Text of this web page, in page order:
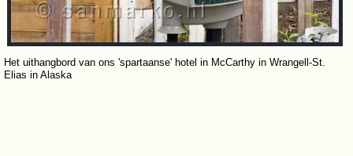
Het uithangbord van ons 'spartaanse' hotel in McCarthy in Wrangell-St.
Elias in Alaska